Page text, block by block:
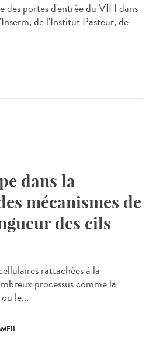
des portes d'entrée du VIH dans
de l'Institut Pasteur, de
dans la
mécanismes de
des cils
rattachées à la
processus comme la
le...